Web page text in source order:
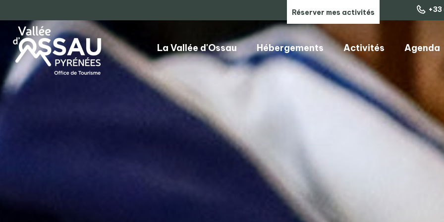
Réserver mes activités
La Vallée d'Ossau Hébergements Activités Agenda